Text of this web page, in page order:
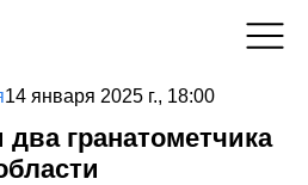
14 января 2025 г., 18:00
гранатометчика